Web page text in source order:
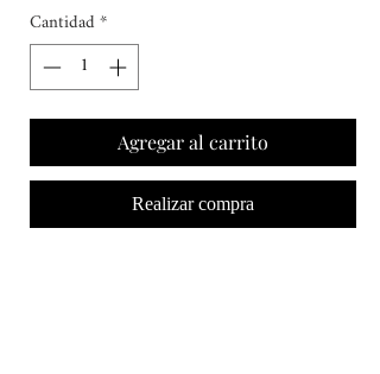
Cantidad*
Agregar al carrito
Realizar compra